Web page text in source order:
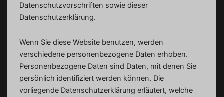
Datenschutzvorschriften sowie dieser
Datenschutzerklärung.
Wenn Sie diese Website benutzen, werden
verschiedene personenbezogene Daten erhoben.
Personenbezogene Daten sind Daten, mit denen Sie
persönlich identifiziert werden können. Die
vorliegende Datenschutzerklärung erläutert, welche